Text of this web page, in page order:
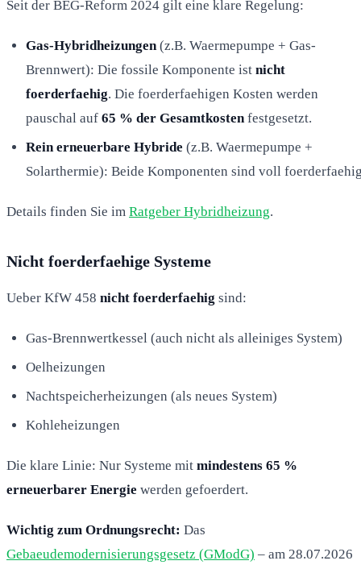
Seit der BEG-Reform 2024 gilt eine klare Regelung:
Gas-Hybridheizungen (z.B. Waermepumpe + Gas-
Brennwert): Die fossile Komponente ist nicht
foerderfaehig. Die foerderfaehigen Kosten werden
pauschal auf 65 % der Gesamtkosten festgesetzt.
Rein erneuerbare Hybride (z.B. Waermepumpe +
Solarthermie): Beide Komponenten sind voll
Details finden Sie im Ratgeber Hybridheizung.
Nicht foerderfaehige Systeme
Ueber KfW 458 nicht foerderfaehig sind:
Gas-Brennwertkessel (auch nicht als alleiniges System)
Oelheizungen
Nachtspeicherheizungen (als neues System)
Kohleheizungen
Die klare Linie: Nur Systeme mit mindestens 65 %
erneuerbarer Energie werden gefoerdert.
Wichtig zum Ordnungsrecht: Das
Gebaeudemodernisierungsgesetz (GModG) – am 28.07.2026